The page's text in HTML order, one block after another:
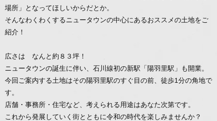
場所」となってほしいからだとか。
そんなわくわくするニュータウンの中心にあるおススメの土地をご
紹介！
広さは なんと約８３坪！
ニュータウンの誕生に伴い、石川線初の新駅「陽羽里駅」も開業。
今回ご案内する土地はその陽羽里駅のすぐ目の前、徒歩1分の角地で
す。
店舗・事務所・住宅など、考えられる用途はあなた次第です。
これから発展していく街とともに令和の時代を楽しみませんか？